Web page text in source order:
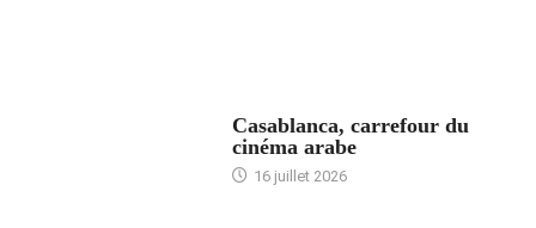
Casablanca, carrefour du
cinéma arabe
16 juillet 2026